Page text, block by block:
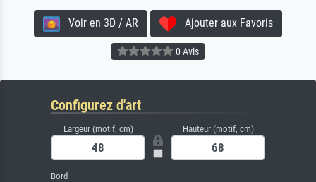
Voir en 3D / AR Ajouter aux Favoris
0 Avis
Configurez d'art
Largeur (motif, cm) Hauteur (motif, cm)
Bord